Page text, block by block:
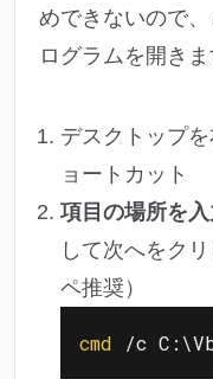
めできないので
ログラムを開きま
デスクトップ
ョートカット
項目の場所を
して次へをク
ペ推奨）
cmd /c